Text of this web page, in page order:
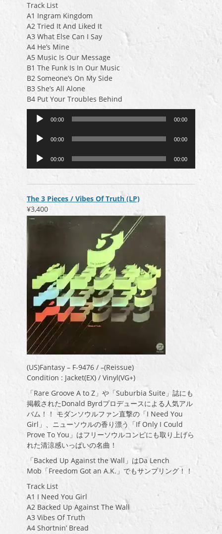
Track List
A1 Ingram Kingdom
A2 Tried It And Liked It
A3 What Else Can I Say
A4 He’s Mine
A5 Music Is Our Message
B1 The Funk Is In Our Music
B2 Someone’s On My Side
B3 She’s All Alone
B4 Put Your Troubles Behind
00:00 00:00
ヤ
ー
00:00 00:00
レ
ー
ヤ
ー
00:00 00:00
The 3 Pieces / Vibes Of Truth (LP)
¥3,400
(US)Fantasy – F-9476 / –(Reissue)
Condition : Jacket(EX) / Vinyl(VG+)
「Rare Groove A to Z」や「Suburbia Suite」誌にも
掲載されたDonald Byrdプロデュースによる人気アル
バム！！ モダンソウルファン直撃の「I Need You
Girl」、ニューソウルの香り漂う「If Only I Could
Prove To You」はフリーソウルコンピにも取り上げら
れた清涼感いっぱいの名曲！
「Backed Up Against the Wall」はDa Lench
Mob「Freedom Got an A.K.」でもサンプリング！！
Track List
A1 I Need You Girl
A2 Backed Up Against The Wall
A3 Vibes Of Truth
A4 Shortnin’ Bread